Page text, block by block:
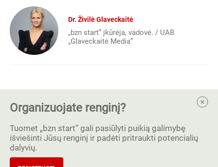
Dr. Živilė Glaveckaitė
„bzn start” įkūrėja, vadovė. / UAB
„Glaveckaitė Media”
Organizuojate renginį?
Tuomet „bzn start” gali pasiūlyti puikią galimybę
išviešinti Jūsų renginį ir padėti pritraukti potencialių
dalyvių.